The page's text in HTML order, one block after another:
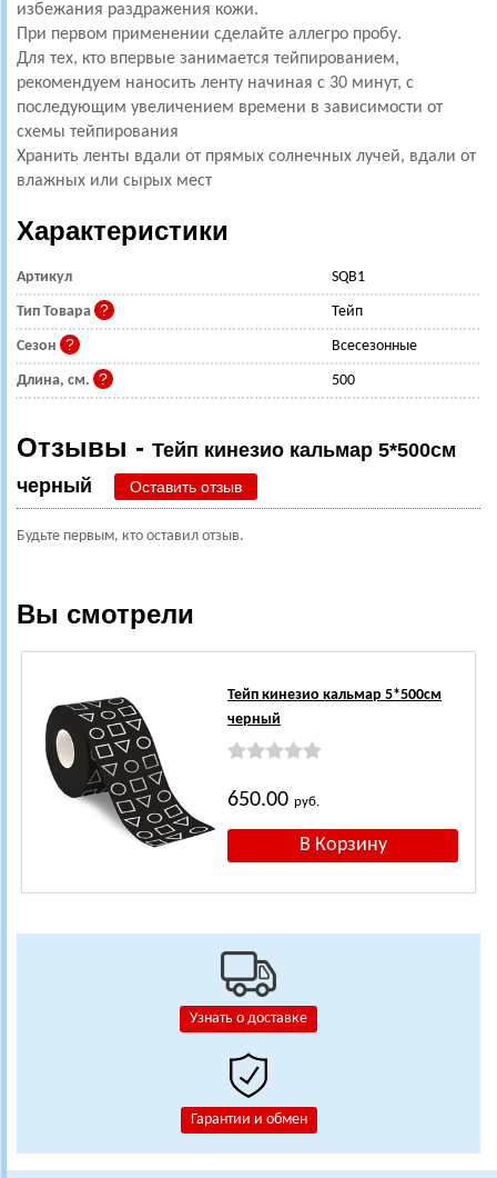
Узнать о доставке
Гарантии и обмен
избежания раздражения кожи.
При первом применении сделайте аллегро пробу.
Для тех, кто впервые занимается тейпированием,
рекомендуем наносить ленту начиная с 30 минут, с
последующим увеличением времени в зависимости от
схемы тейпирования
Хранить ленты вдали от прямых солнечных лучей, вдали от
влажных или сырых мест
Характеристики
Артикул SQB1
Тип Товара Тейп
Сезон Всесезонные
Длина, см. 500
Отзывы - Тейп кинезио кальмар 5*500см
черный
Оставить отзыв
Будьте первым, кто оставил отзыв.
Вы смотрели
Тейп кинезио кальмар 5*500см
черный
650.00руб.